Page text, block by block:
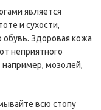
является
и сухости,
Здоровая кожа
неприятного
например, мозолей,
всю стопу